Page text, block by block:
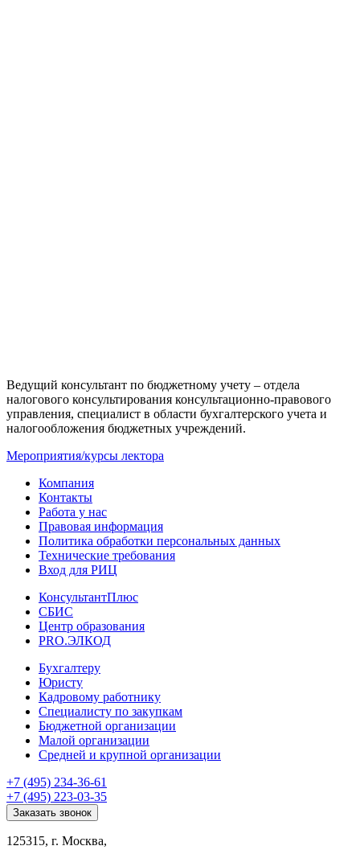
Ведущий консультант по бюджетному учету – отдела
налогового консультирования консультационно-правового
управления, специалист в области бухгалтерского учета и
налогообложения бюджетных учреждений.
Мероприятия/курсы лектора
Компания
Контакты
Работа у нас
Правовая информация
Политика обработки персональных данных
Технические требования
Вход для РИЦ
КонсультантПлюс
СБИС
Центр образования
PRO.ЭЛКОД
Бухгалтеру
Юристу
Кадровому работнику
Специалисту по закупкам
Бюджетной организации
Малой организации
Средней и крупной организации
+7 (495) 234-36-61
+7 (495) 223-03-35
Заказать звонок
125315, г. Москва,